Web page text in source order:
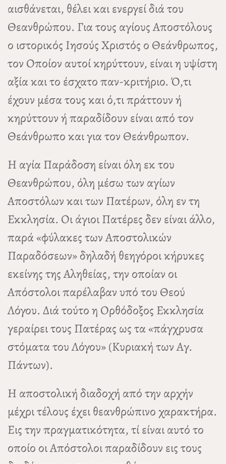
αισθάνεται, θέλει και ενεργεί διά του
Θεανθρώπου. Για τους αγίους Αποστόλους
ο ιστορικός Ιησούς Χριστός ο Θεάνθρωπος,
τον Οποίον αυτοί κηρύττουν, είναι η υψίστη
αξία και το έσχατο παν-κριτήριο. Ό,τι
έχουν μέσα τους και ό,τι πράττουν ή
κηρύττουν ή παραδίδουν είναι από τον
Θεάνθρωπο και για τον Θεάνθρωπον.
Η αγία Παράδοση είναι όλη εκ του
Θεανθρώπου, όλη μέσω των αγίων
Αποστόλων και των Πατέρων, όλη εν τη
Εκκλησία. Οι άγιοι Πατέρες δεν είναι άλλο,
παρά «φύλακες των Αποστολικών
Παραδόσεων» δηλαδή θεηγόροι κήρυκες
εκείνης της Αληθείας, την οποίαν οι
Απόστολοι παρέλαβαν υπό του Θεού
Λόγου. Διά τούτο η Ορθόδοξος Εκκλησία
γεραίρει τους Πατέρας ως τα «πάγχρυσα
στόματα του Λόγου» (Κυριακή των Αγ.
Πάντων).
Η αποστολική διαδοχή από την αρχήν
μέχρι τέλους έχει θεανθρώπινο χαρακτήρα.
Εις την πραγματικότητα, τί είναι αυτό το
οποίο οι Απόστολοι παραδίδουν εις τους